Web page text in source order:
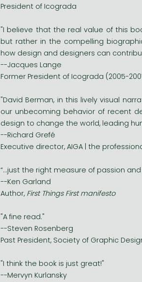
President of Icograda
"I believe that the real value of this
but rather in the compelling
how design and designers can
--Jacques Lange
Former President of Icograda (2005-
"David Berman, in this lively visual
our unbecoming behavior of recent
design to change the world, leading
--Richard Grefé
Executive director, AIGA | the
“...just the right measure of passion
--Ken Garland
Author, First Things First manifesto
"A fine read."
--Steven Rosenberg
Past President, Society of Graphic
"I think the book is just great!"
--Mervyn Kurlansky